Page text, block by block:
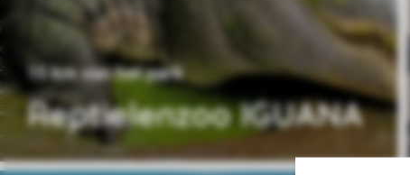
Reptielenzoo IGUANA
15 km van het park